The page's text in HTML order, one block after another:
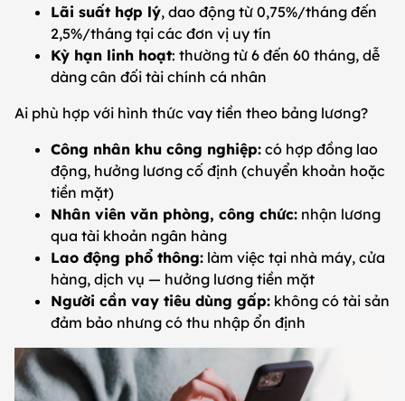
Lãi suất hợp lý, dao động từ 0,75%/tháng đến
2,5%/tháng tại các đơn vị uy tín
Kỳ hạn linh hoạt: thường từ 6 đến 60 tháng, dễ
dàng cân đối tài chính cá nhân
Ai phù hợp với hình thức vay tiền theo bảng lương?
Công nhân khu công nghiệp: có hợp đồng lao
động, hưởng lương cố định (chuyển khoản hoặc
tiền mặt)
Nhân viên văn phòng, công chức: nhận lương
qua tài khoản ngân hàng
Lao động phổ thông: làm việc tại nhà máy, cửa
hàng, dịch vụ — hưởng lương tiền mặt
Người cần vay tiêu dùng gấp: không có tài sản
đảm bảo nhưng có thu nhập ổn định